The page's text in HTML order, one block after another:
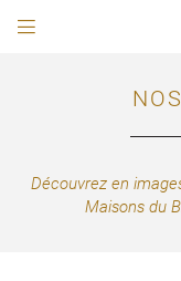

02 54 78 02 61
Découvrez en
Maisons du